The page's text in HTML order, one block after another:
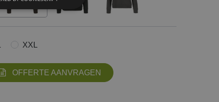
XXL
OFFERTE AANVRAGEN